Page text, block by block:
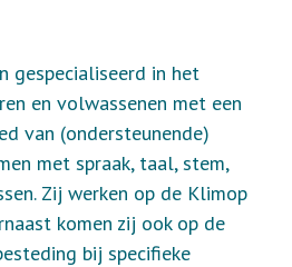
gespecialiseerd in het
en volwassenen met een
van (ondersteunende)
met spraak, taal, stem,
Zij werken op de Klimop
komen zij ook op de
bij specifieke